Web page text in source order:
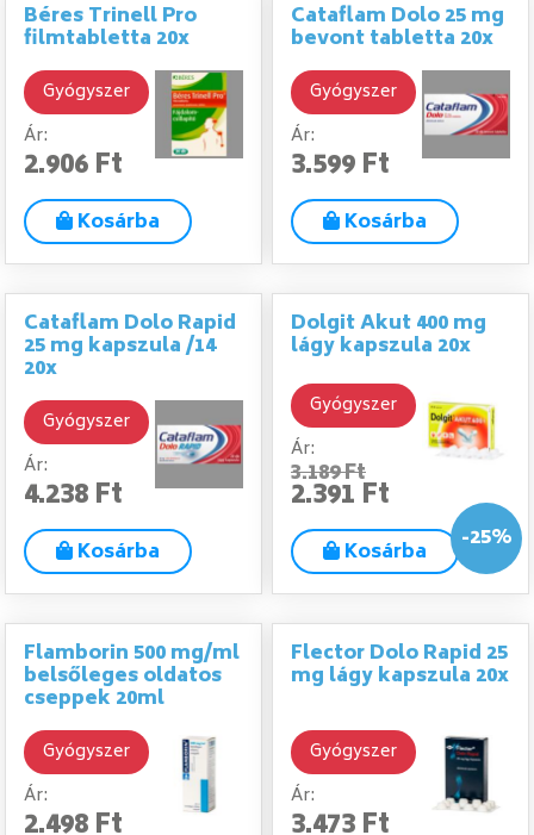
Béres Trinell Pro
filmtabletta 20x
Gyógyszer
Ár:
2.906 Ft
Kosárba
Cataflam Dolo 25 mg
bevont tabletta 20x
Gyógyszer
Ár:
3.599 Ft
Kosárba
Cataflam Dolo Rapid
25 mg kapszula /14
20x
Gyógyszer
Ár:
4.238 Ft
Kosárba
Dolgit Akut 400 mg
lágy kapszula 20x
Gyógyszer
Ár:
3.189 Ft
2.391 Ft
Kosárba -25%
Flamborin 500 mg/ml
belsőleges oldatos
cseppek 20ml
Gyógyszer
Ár:
Flector Dolo Rapid 25
mg lágy kapszula 20x
Gyógyszer
Ár: